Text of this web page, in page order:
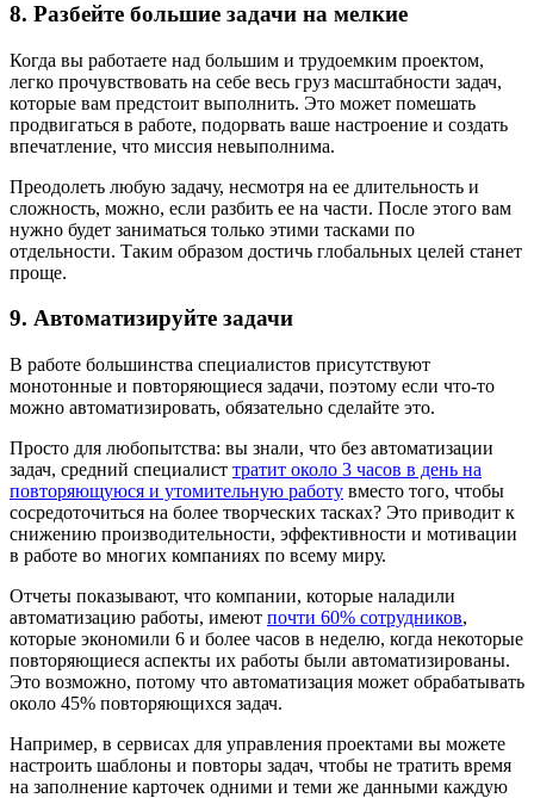
8. Разбейте большие задачи на мелкие
Когда вы работаете над большим и трудоемким проектом,
легко прочувствовать на себе весь груз масштабности задач,
которые вам предстоит выполнить. Это может помешать
продвигаться в работе, подорвать ваше настроение и создать
впечатление, что миссия невыполнима.
Преодолеть любую задачу, несмотря на ее длительность и
сложность, можно, если разбить ее на части. После этого вам
нужно будет заниматься только этими тасками по
отдельности. Таким образом достичь глобальных целей станет
проще.
9. Автоматизируйте задачи
В работе большинства специалистов присутствуют
монотонные и повторяющиеся задачи, поэтому если что-то
можно автоматизировать, обязательно сделайте это.
Просто для любопытства: вы знали, что без автоматизации
задач, средний специалист тратит около 3 часов в день на
повторяющуюся и утомительную работу вместо того, чтобы
сосредоточиться на более творческих тасках? Это приводит к
снижению производительности, эффективности и мотивации
в работе во многих компаниях по всему миру.
Отчеты показывают, что компании, которые наладили
автоматизацию работы, имеют почти 60% сотрудников,
которые экономили 6 и более часов в неделю, когда некоторые
повторяющиеся аспекты их работы были автоматизированы.
Это возможно, потому что автоматизация может обрабатывать
около 45% повторяющихся задач.
Например, в сервисах для управления проектами вы можете
настроить шаблоны и повторы задач, чтобы не тратить время
на заполнение карточек одними и теми же данными каждую